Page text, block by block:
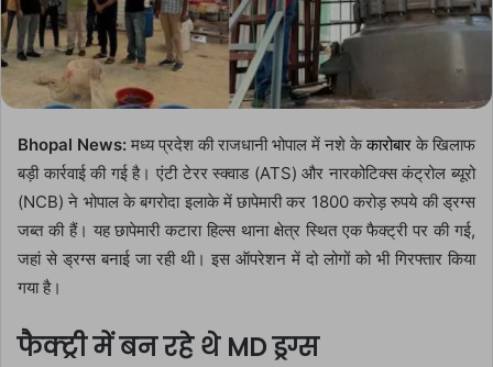
Bhopal News: मध्य प्रदेश की राजधानी भोपाल में नशे केकारोबार के खिलाफ
बड़ी कार्रवाई की गई है। एंटी टेरर स्क्वाड (ATS) और नारकोटिक्स कंट्रोल ब्यूरो
(NCB) ने भोपाल के बगरोदा इलाके में छापेमारी कर 1800 करोड़ रुपये की ड्रग्स
जब्त की हैं। यह छापेमारी कटारा हिल्स थाना क्षेत्र स्थित एक फैक्ट्री पर की गई,
जहां से ड्रग्स बनाई जा रही थी। इस ऑपरेशन में दो लोगों को भी गिरफ्तार किया
गया है।
फैक्ट्री में बन रहे थे MD ड्रग्स